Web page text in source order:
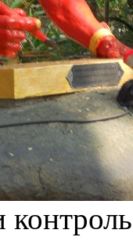
контроль